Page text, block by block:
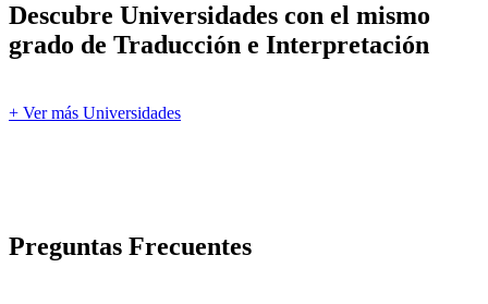
Descubre Universidades con el mismo
grado de Traducción e Interpretación
+ Ver más Universidades
Preguntas Frecuentes